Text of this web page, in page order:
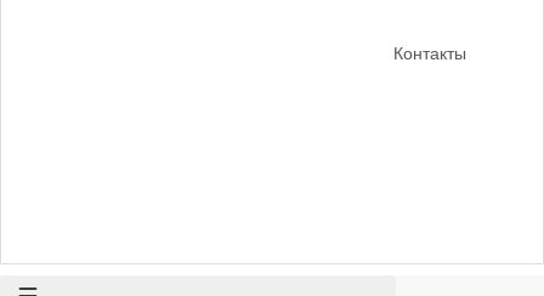
Контакты